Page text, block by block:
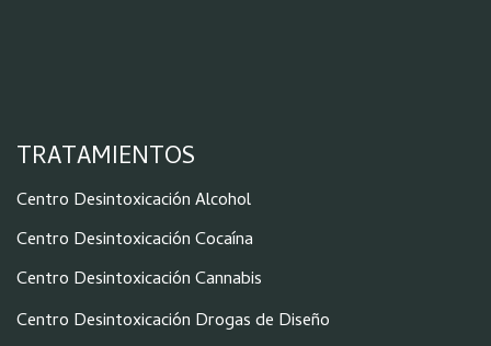
TRATAMIENTOS
Centro Desintoxicación Alcohol
Centro Desintoxicación Cocaína
Centro Desintoxicación Cannabis
Centro Desintoxicación Drogas de Diseño